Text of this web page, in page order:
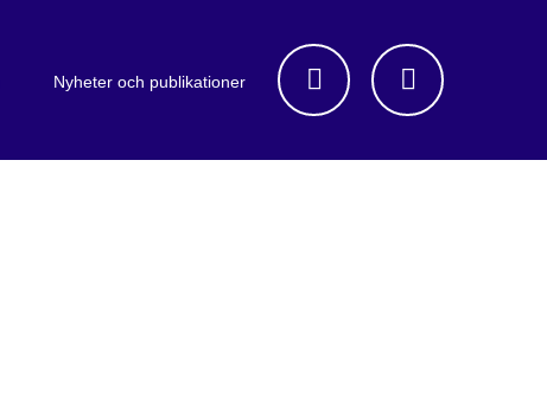
Nyheter och publikationer